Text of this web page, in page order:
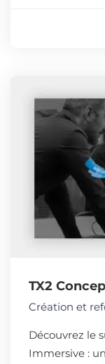
TX2
Création et
Découvrez le
Immersive :